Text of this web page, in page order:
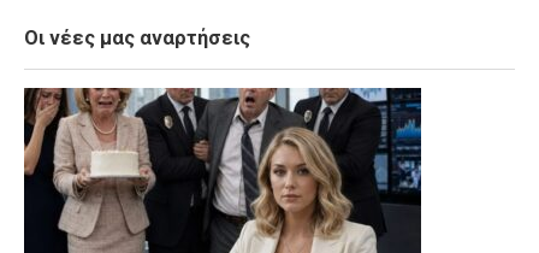
Οι νέες μας αναρτήσεις